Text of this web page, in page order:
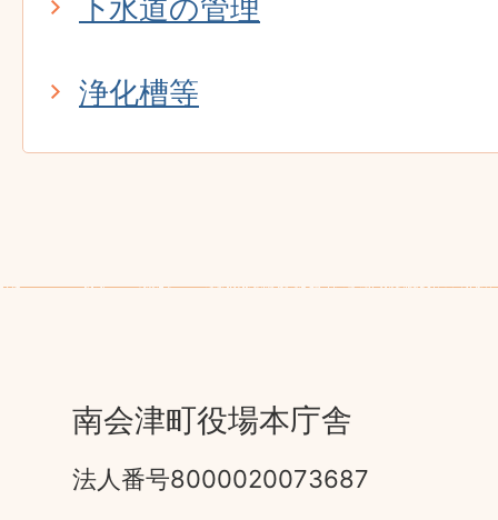
下水道の管理
浄化槽等
南会津町役場本庁舎
法人番号8000020073687